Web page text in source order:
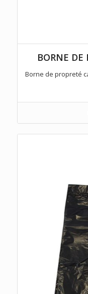
BORNE DE
Borne de propreté